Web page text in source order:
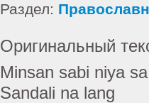
Раздел:
Оригинальный
Minsan sabi niya
Sandali na lang